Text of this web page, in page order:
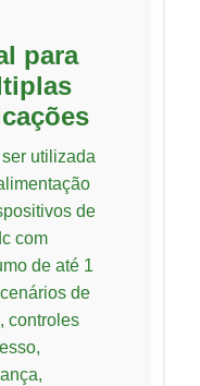
para
utilizada
de
com
de até 1
de
controles